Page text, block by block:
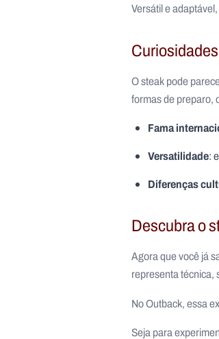
Versátil e
O steak pode
formas de preparo,
Fama
Versatilidade:
Diferenças
Descubra o
Agora que você já
representa técnica,
No Outback, essa
Seja para